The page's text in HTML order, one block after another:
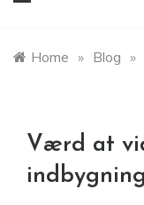
Home » Blog »
Værd at